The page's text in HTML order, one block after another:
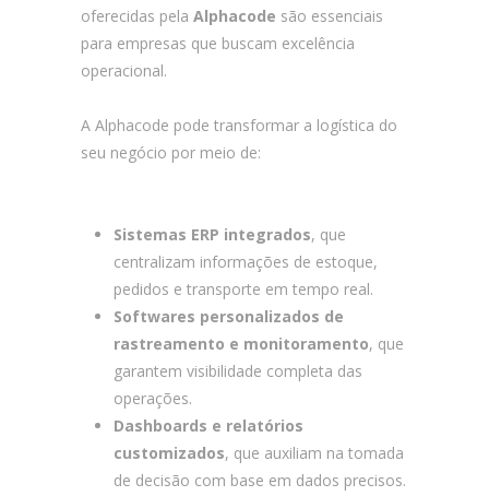
oferecidas pela Alphacode são essenciais
para empresas que buscam excelência
operacional.
A Alphacode pode transformar a logística do
seu negócio por meio de:
Sistemas ERP integrados, que
centralizam informações de estoque,
pedidos e transporte em tempo real.
Softwares personalizados de
rastreamento e monitoramento, que
garantem visibilidade completa das
operações.
Dashboards e relatórios
customizados, que auxiliam na tomada
de decisão com base em dados precisos.